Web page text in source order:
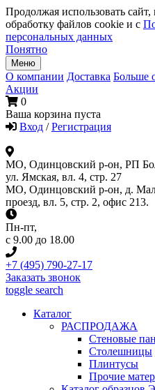
Продолжая использовать
обработку файлов cookie и с
персональных данных
Понятно
Меню
О компании Доставка Больше
Акции
0
Ваша корзина пуста
Вход / Регистрация
МО, Одинцовский р-он, РП
ул. Ямская, вл. 4, стр. 27
МО, Одинцовский р-он, д.
проезд, вл. 5, стр. 2, офис 213.
Пн-пт,
с 9.00 до 18.00
+7 (495) 790-27-17
Заказать звонок
toggle search
Каталог
РАСПРОДАЖА
Стеновые
Столешницы
Плинтусы
Прочие